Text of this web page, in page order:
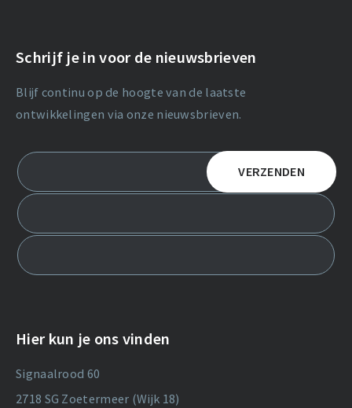
Schrijf je in voor de nieuwsbrieven
Blijf continu op de hoogte van de laatste
ontwikkelingen via onze nieuwsbrieven.
Hier kun je ons vinden
Signaalrood 60
2718 SG Zoetermeer (Wijk 18)